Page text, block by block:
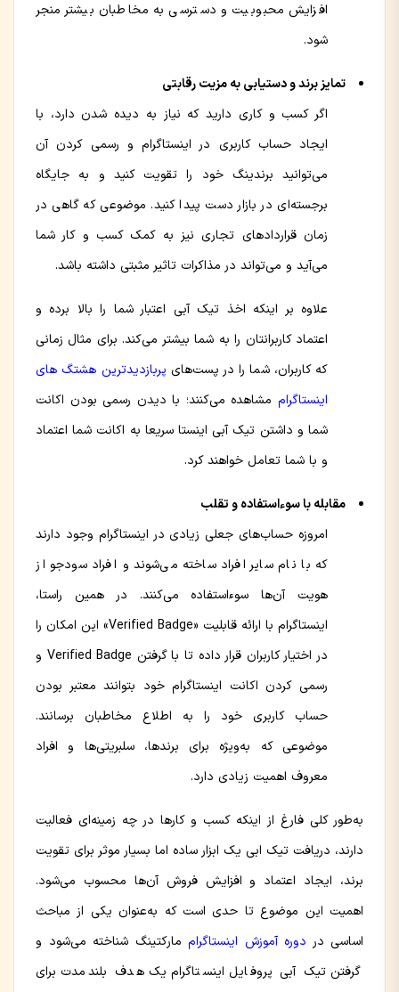
افزایش محبوبیت و دسترسی به مخاطبان بیشتر منجر
شود.
تمایز برند و دستیابی به مزیت رقابتی
اگر کسب و کاری دارید که نیاز به دیده شدن دارد، با
ایجاد حساب کاربری در اینستاگرام و رسمی کردن آن
می‌توانید برندینگ خود را تقویت کنید و به جایگاه
برجسته‌ای در بازار دست پیدا کنید. موضوعی که گاهی در
زمان قراردادهای تجاری نیز به کمک کسب و کار شما
می‌آید و می‌تواند در مذاکرات تاثیر مثبتی داشته باشد.
علاوه بر اینکه اخذ تیک آبی اعتبار شما را بالا برده و
اعتماد کاربرانتان را به شما بیشتر می‌کند. برای مثال زمانی
که کاربران، شما را در پست‌های پربازدیدترین هشتگ های
اینستاگرام مشاهده می‌کنند؛ با دیدن رسمی بودن اکانت
شما و داشتن تیک آبی اینستا سریعا به اکانت شما اعتماد
و با شما تعامل خواهند کرد.
مقابله با سوءاستفاده و تقلب
امروزه حساب‌های جعلی زیادی در اینستاگرام وجود دارند
که با نام سایر افراد ساخته می‌شوند و افراد سودجو از
هویت آن‌ها سوءاستفاده می‌کنند. در همین راستا،
اینستاگرام با ارائه قابلیت «Verified Badge» این امکان را
در اختیار کاربران قرار داده تا با گرفتن Verified Badge و
رسمی کردن اکانت اینستاگرام خود بتوانند معتبر بودن
حساب کاربری خود را به اطلاع مخاطبان برسانند.
موضوعی که به‌ویژه برای برندها، سلبریتی‌ها و افراد
معروف اهمیت زیادی دارد.
به‌طور کلی فارغ از اینکه کسب و کارها در چه زمینه‌ای فعالیت
دارند، دریافت تیک ابی یک ابزار ساده اما بسیار موثر برای تقویت
برند، ایجاد اعتماد و افزایش فروش آن‌ها محسوب می‌شود.
اهمیت این موضوع تا حدی است که به‌عنوان یکی از مباحث
اساسی در دوره آموزش اینستاگرام مارکتینگ شناخته می‌شود و
گرفتن تیک آبی پروفایل اینستاگرام یک هدف بلندمدت برای